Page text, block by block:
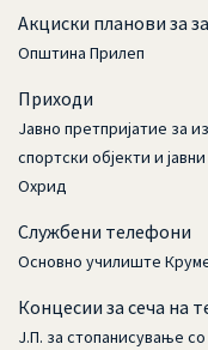
Aкциски планови за
Општина Прилеп
Приходи
Јавно претпријатие за
спортски објекти и
Охрид
Службени телефони
Основно училиште
Концесии за сеча на
Ј.П. за стопанисување